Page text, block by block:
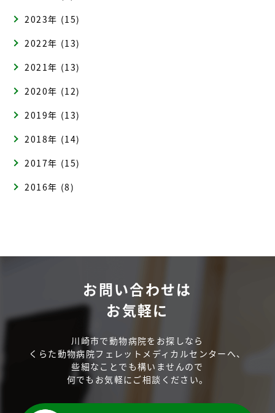
2023年 (15)
2022年 (13)
2021年 (13)
2020年 (12)
2019年 (13)
2018年 (14)
2017年 (15)
2016年 (8)
お問い合わせは
お気軽に
川崎市で動物病院をお探しなら
くらた動物病院フェレットメディカルセンターへ、
些細なことでも構いませんので
何でもお気軽にご相談ください。